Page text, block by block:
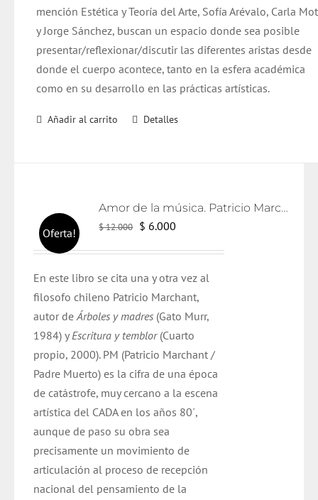
mención Estética y Teoría del Arte, Sofía Arévalo, Carla
y Jorge Sánchez, buscan un espacio donde sea posible
presentar/reflexionar/discutir las diferentes aristas desde
donde el cuerpo acontece, tanto en la esfera académica
como en su desarrollo en las prácticas artísticas.
Añadir al carrito Detalles
Oferta!
Amor de la música. Patricio Marchant.
$12.000 El
era:
$ 12.000.
$ 6.000
es:
$ 6.000.
En este libro se cita una y otra vez al
filosofo chileno Patricio Marchant,
autor deÁrboles y madres (Gato Murr,
1984) yEscritura y temblor(Cuarto
propio, 2000). PM (Patricio Marchant /
Padre Muerto) es la cifra de una época
de catástrofe, muy cercano a la escena
artística del CADA en los años 80´,
aunque de paso su obra sea
precisamente un movimiento de
articulación al proceso de recepción
nacional del pensamiento de la